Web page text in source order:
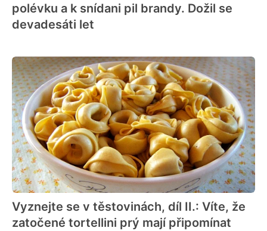
polévku a k snídani pil brandy. Dožil se
devadesáti let
Vyznejte se v těstovinách, díl II.: Víte, že
zatočené tortellini prý mají připomínat